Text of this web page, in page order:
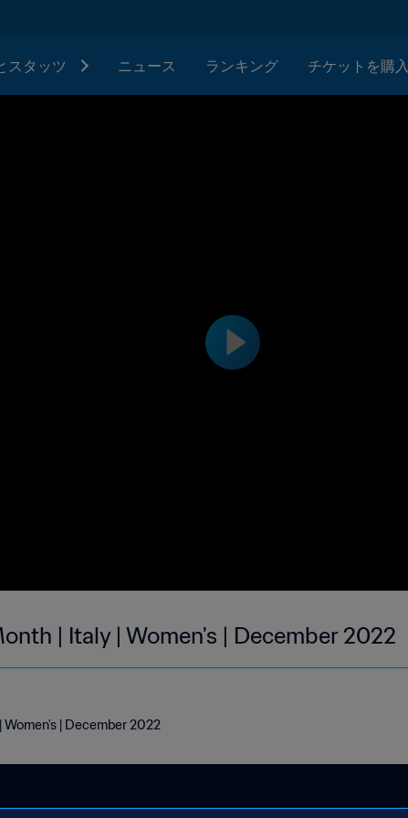
スタッツ ニュース ランキング チケットを購入
| Italy | Women's | December 2022
| December 2022